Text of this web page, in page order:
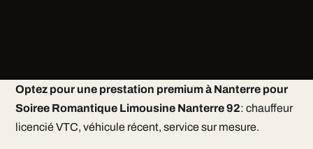
Optez pour une prestation premium à Nanterre pour
Soiree Romantique Limousine Nanterre 92: chauffeur
licencié VTC, véhicule récent, service sur mesure.